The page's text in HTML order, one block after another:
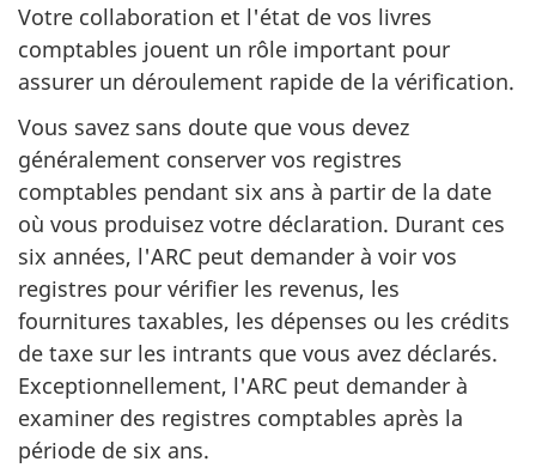
Votre collaboration et l'état de vos livres
comptables jouent un rôle important pour
assurer un déroulement rapide de la vérification.
Vous savez sans doute que vous devez
généralement conserver vos registres
comptables pendant six ans à partir de la date
où vous produisez votre déclaration. Durant ces
six années, l'ARC peut demander à voir vos
registres pour vérifier les revenus, les
fournitures taxables, les dépenses ou les crédits
de taxe sur les intrants que vous avez déclarés.
Exceptionnellement, l'ARC peut demander à
examiner des registres comptables après la
période de six ans.